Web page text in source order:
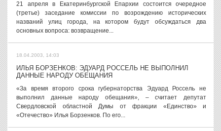
21 апреля в Екатеринбургской Епархии состоится очередное
(третье) заседание комиссии по возрождению исторических
названий улиц города, на котором будут обсуждаться два
основных вопроса: возвращение...
18.04.2003, 14:03
ИЛЬЯ БОРЗЕНКОВ: ЭДУАРД РОССЕЛЬ НЕ ВЫПОЛНИЛ
ДАННЫЕ НАРОДУ ОБЕЩАНИЯ
«За время второго срока губернаторства Эдуард Россель не
выполнил данные народу обещания», – считает депутат
Свердловской областной Думы от фракции «Единство» и
«Отечество» Илья Борзенков. По его...